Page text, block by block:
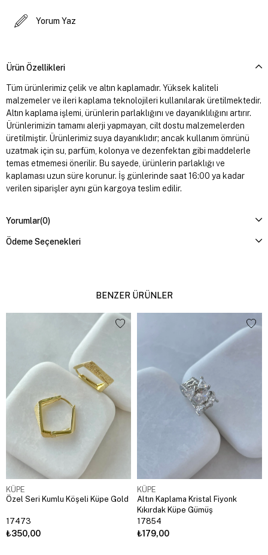
Yorum Yaz
Ürün Özellikleri
Tüm ürünlerimiz çelik ve altın kaplamadır. Yüksek kaliteli
malzemeler ve ileri kaplama teknolojileri kullanılarak üretilmektedir.
Altın kaplama işlemi, ürünlerin parlaklığını ve dayanıklılığını artırır.
Ürünlerimizin tamamı alerji yapmayan, cilt dostu malzemelerden
üretilmiştir. Ürünlerimiz suya dayanıklıdır; ancak kullanım ömrünü
uzatmak için su, parfüm, kolonya ve dezenfektan gibi maddelerle
temas etmemesi önerilir. Bu sayede, ürünlerin parlaklığı ve
kaplaması uzun süre korunur. İş günlerinde saat 16:00 ya kadar
verilen siparişler aynı gün kargoya teslim edilir.
Yorumlar(0)
Ödeme Seçenekleri
BENZER ÜRÜNLER
KÜPE
Özel Seri Kumlu Köşeli Küpe Gold
17473
₺350,00
KÜPE
Altın Kaplama Kristal Fiyonk
Kıkırdak Küpe Gümüş
17854
₺179,00